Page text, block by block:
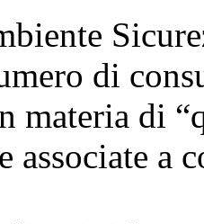
di
materia di
associate a